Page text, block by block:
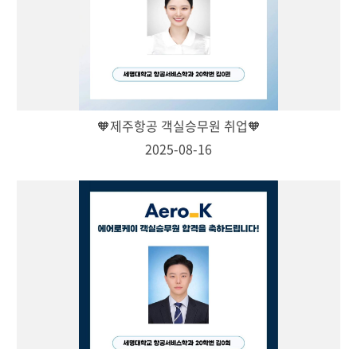
🧡제주항공 객실승무원 취업🧡
2025-08-16